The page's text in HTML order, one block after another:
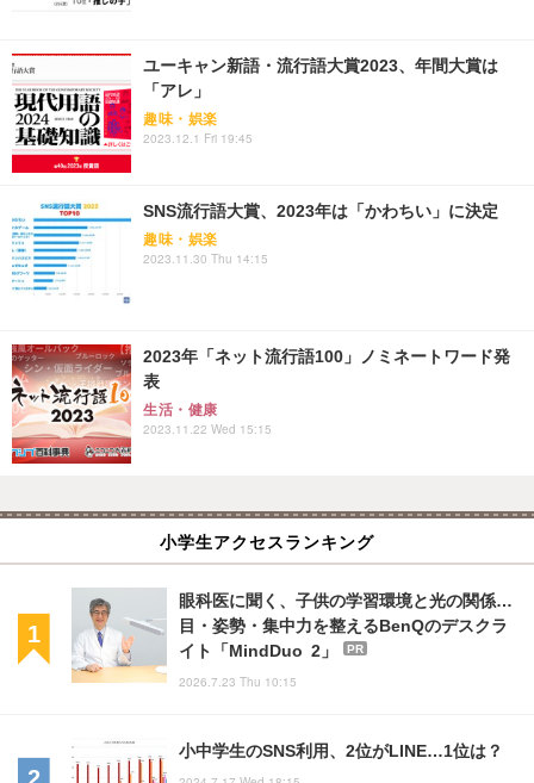
ユーキャン新語・流行語大賞2023、年間大賞は
「アレ」
趣味・娯楽
2023.12.1 Fri 19:45
SNS流行語大賞、2023年は「かわちい」に決定
趣味・娯楽
2023.11.30 Thu 14:15
2023年「ネット流行語100」ノミネートワード発
表
生活・健康
2023.11.22 Wed 15:15
小学生アクセスランキング
眼科医に聞く、子供の学習環境と光の関係…
目・姿勢・集中力を整えるBenQのデスクラ
イト「MindDuo 2」
PR
2026.7.23 Thu 10:15
小中学生のSNS利用、2位がLINE…1位は？